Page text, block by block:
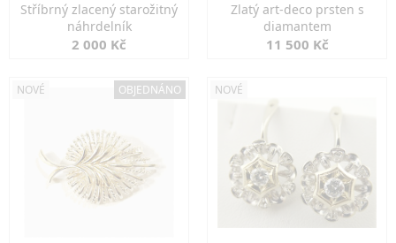
Stříbrný zlacený starožitný
náhrdelník
2 000 Kč
Zlatý art-deco prsten s
diamantem
11 500 Kč
NOVÉ OBJEDNÁNO NOVÉ